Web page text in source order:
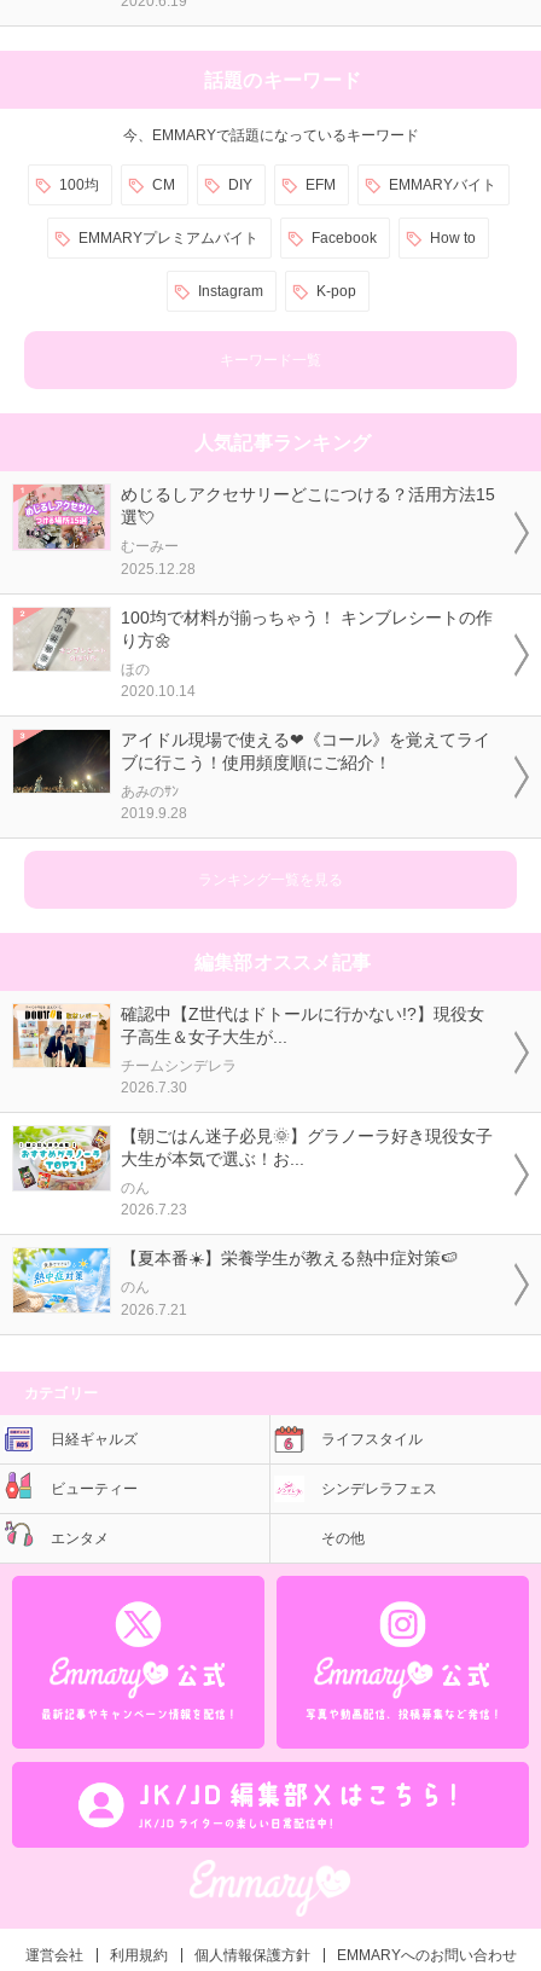
話題のキーワード
今、EMMARYで話題になっているキーワード
100均 CM DIY EFM EMMARYバイト
EMMARYプレミアムバイト Facebook How to
Instagram K-pop
キーワード一覧
人気記事ランキング
めじるしアクセサリーどこにつける？活用方法15
選💘
むーみー
2025.12.28
100均で材料が揃っちゃう！ キンブレシートの作
り方🌼
ほの
2020.10.14
アイドル現場で使える❤《コール》を覚えてライ
ブに行こう！使用頻度順にご紹介！
あみのｻﾝ
2019.9.28
ランキング一覧を見る
編集部オススメ記事
確認中【Z世代はドトールに行かない!?】現役女
子高生＆女子大生が...
チームシンデレラ
2026.7.30
【朝ごはん迷子必見🌞】グラノーラ好き現役女子
大生が本気で選ぶ！お...
のん
2026.7.23
【夏本番☀️】栄養学生が教える熱中症対策🍉
のん
2026.7.21
カテゴリー
日経ギャルズ ライフスタイル
ビューティー シンデレラフェス
エンタメ その他
運営会社 利用規約 個人情報保護方針 EMMARYへのお問い合わせ